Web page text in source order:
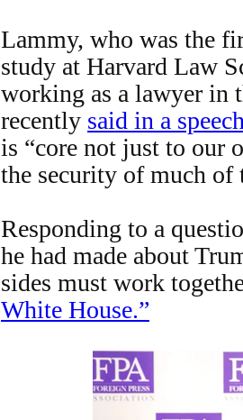
Lammy, who was the
study at Harvard Law
working as a lawyer in
recently said in a
is “core not just to our
the security of much of
Responding to a
he had made about
sides must work
White House.”